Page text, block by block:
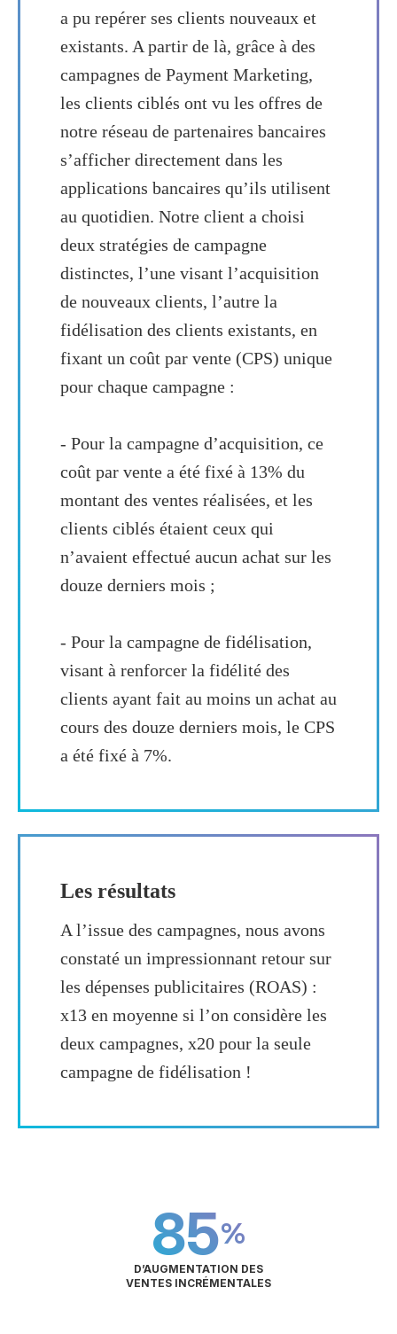
a pu repérer ses clients nouveaux et
existants. A partir de là, grâce à des
campagnes de Payment Marketing,
les clients ciblés ont vu les offres de
notre réseau de partenaires bancaires
s’afficher directement dans les
applications bancaires qu’ils utilisent
au quotidien. Notre client a choisi
deux stratégies de campagne
distinctes, l’une visant l’acquisition
de nouveaux clients, l’autre la
fidélisation des clients existants, en
fixant un coût par vente (CPS) unique
pour chaque campagne :
- Pour la campagne d’acquisition, ce
coût par vente a été fixé à 13% du
montant des ventes réalisées, et les
clients ciblés étaient ceux qui
n’avaient effectué aucun achat sur les
douze derniers mois ;
- Pour la campagne de fidélisation,
visant à renforcer la fidélité des
clients ayant fait au moins un achat au
cours des douze derniers mois, le CPS
a été fixé à 7%.
Les résultats
A l’issue des campagnes, nous avons
constaté un impressionnant retour sur
les dépenses publicitaires (ROAS) :
x13 en moyenne si l’on considère les
deux campagnes, x20 pour la seule
campagne de fidélisation !
85%
D’AUGMENTATION DES
VENTES INCRÉMENTALES